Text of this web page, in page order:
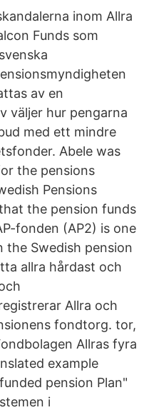
inom Allra
Funds som
av en
väljer hur pengarna
med ett mindre
Abele was
the pensions
Pensions
the pension funds
fonden (AP2) is one
Swedish pension
allra hårdast och
Allra och
fondtorg. tor,
Allras fyra
example
pension Plan"
i